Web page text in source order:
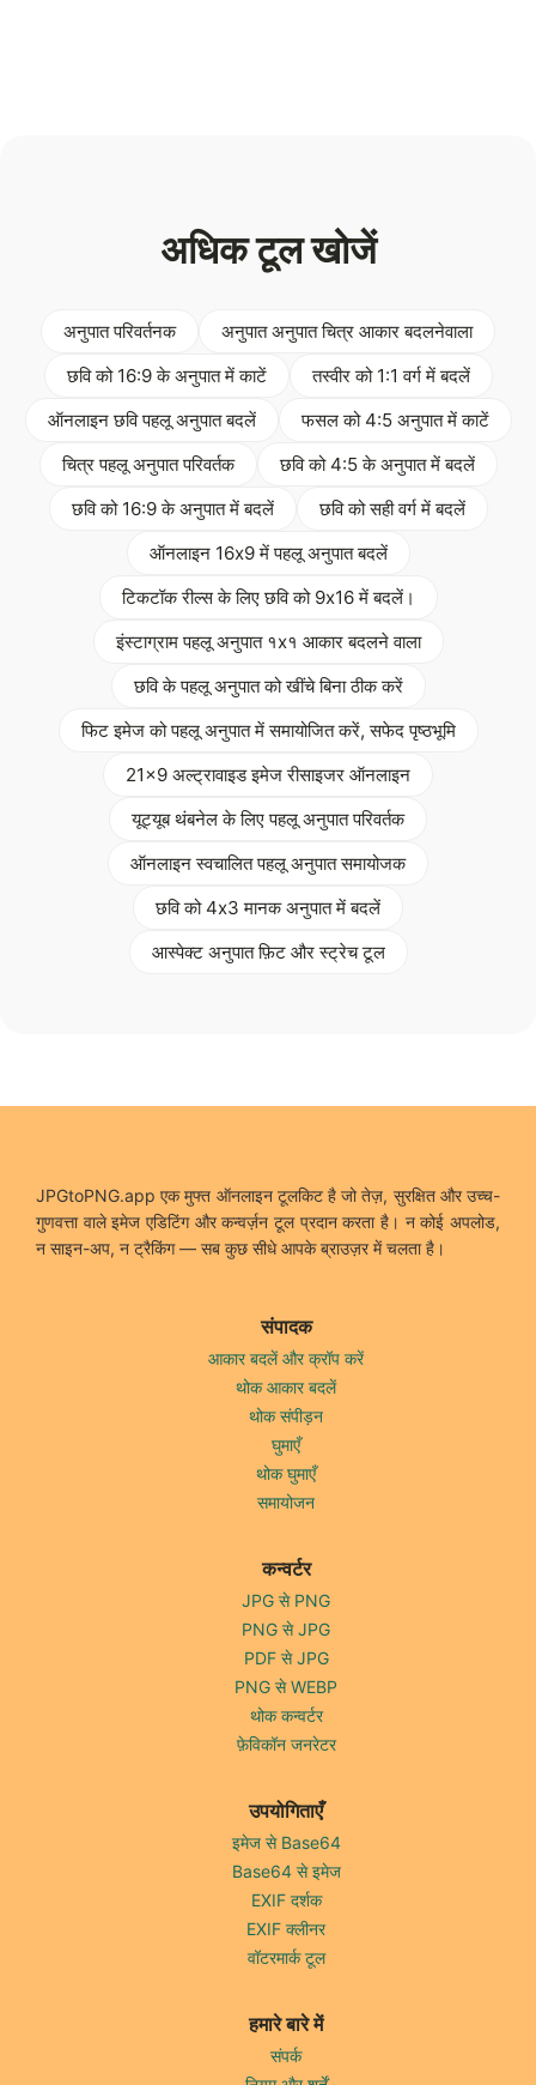
अधिक टूल खोजें
अनुपात परिवर्तनक
अनुपात अनुपात चित्र आकार बदलनेवाला
छवि को 16:9 के अनुपात में काटें
तस्वीर को 1:1 वर्ग में बदलें
ऑनलाइन छवि पहलू अनुपात बदलें
फसल को 4:5 अनुपात में काटें
चित्र पहलू अनुपात परिवर्तक
छवि को 4:5 के अनुपात में बदलें
छवि को 16:9 के अनुपात में बदलें
छवि को सही वर्ग में बदलें
ऑनलाइन 16x9 में पहलू अनुपात बदलें
टिकटॉक रील्स के लिए छवि को 9x16 में बदलें।
इंस्टाग्राम पहलू अनुपात १x१ आकार बदलने वाला
छवि के पहलू अनुपात को खींचे बिना ठीक करें
फिट इमेज को पहलू अनुपात में समायोजित करें, सफेद पृष्ठभूमि
21x9 अल्ट्रावाइड इमेज रीसाइजर ऑनलाइन
यूट्यूब थंबनेल के लिए पहलू अनुपात परिवर्तक
ऑनलाइन स्वचालित पहलू अनुपात समायोजक
छवि को 4x3 मानक अनुपात में बदलें
आस्पेक्ट अनुपात फ़िट और स्ट्रेच टूल
JPGtoPNG.app एक मुफ्त ऑनलाइन टूलकिट है जो तेज़, सुरक्षित और उच्च-
गुणवत्ता वाले इमेज एडिटिंग और कन्वर्ज़न टूल प्रदान करता है। न कोई अपलोड,
न साइन-अप, न ट्रैकिंग — सब कुछ सीधे आपके ब्राउज़र में चलता है।
संपादक
आकार बदलें और क्रॉप करें
थोक आकार बदलें
थोक संपीड़न
घुमाएँ
थोक घुमाएँ
समायोजन
कन्वर्टर
JPG से PNG
PNG से JPG
PDF से JPG
PNG से WEBP
थोक कन्वर्टर
फ़ेविकॉन जनरेटर
उपयोगिताएँ
इमेज से Base64
Base64 से इमेज
EXIF दर्शक
EXIF क्लीनर
वॉटरमार्क टूल
हमारे बारे में
संपर्क